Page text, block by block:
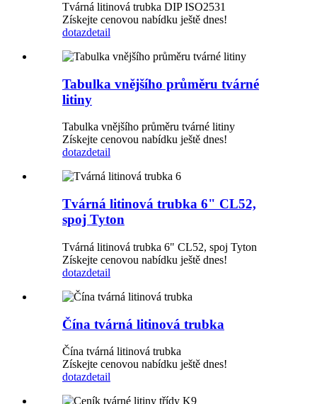
Tvárná litinová trubka DIP ISO2531
Získejte cenovou nabídku ještě dnes!
dotazdetail
Tabulka vnějšího průměru tvárné
litiny
Tabulka vnějšího průměru tvárné litiny
Získejte cenovou nabídku ještě dnes!
dotazdetail
Tvárná litinová trubka 6" CL52,
spoj Tyton
Tvárná litinová trubka 6" CL52, spoj Tyton
Získejte cenovou nabídku ještě dnes!
dotazdetail
Čína tvárná litinová trubka
Čína tvárná litinová trubka
Získejte cenovou nabídku ještě dnes!
dotazdetail